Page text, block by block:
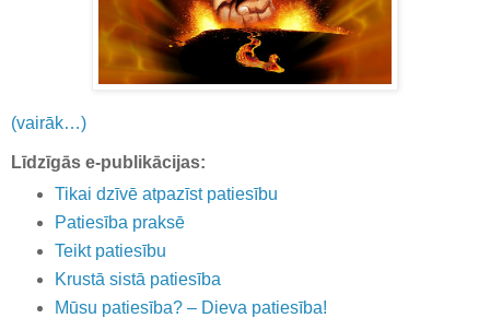
(vairāk…)
Līdzīgās e-publikācijas:
Tikai dzīvē atpazīst patiesību
Patiesība praksē
Teikt patiesību
Krustā sistā patiesība
Mūsu patiesība? – Dieva patiesība!